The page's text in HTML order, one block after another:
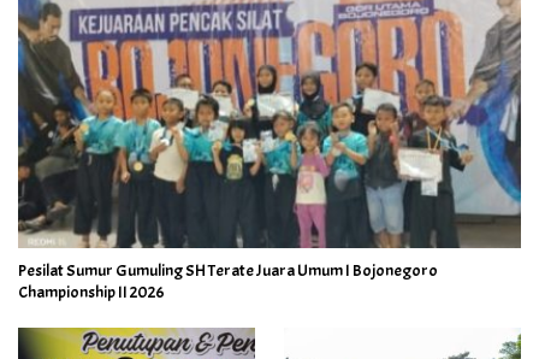
Pesilat Sumur Gumuling SH Terate Juara Umum I Bojonegoro
Championship II 2026